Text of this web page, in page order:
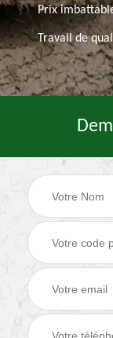
Prix
Travail de